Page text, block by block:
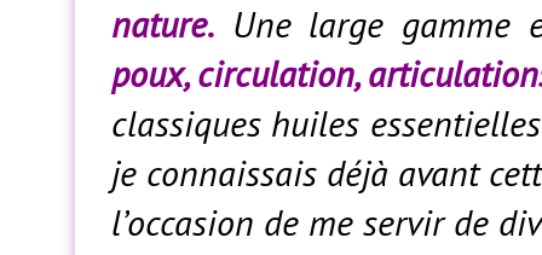
nature. Une large
poux, circulation,
classiques huiles
je connaissais déjà avant
l’occasion de me servir de